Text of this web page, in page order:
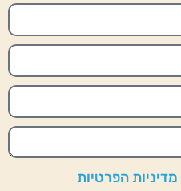
מדיניות הפרטיות